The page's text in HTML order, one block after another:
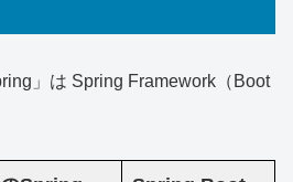
」は Spring Framework（Boot